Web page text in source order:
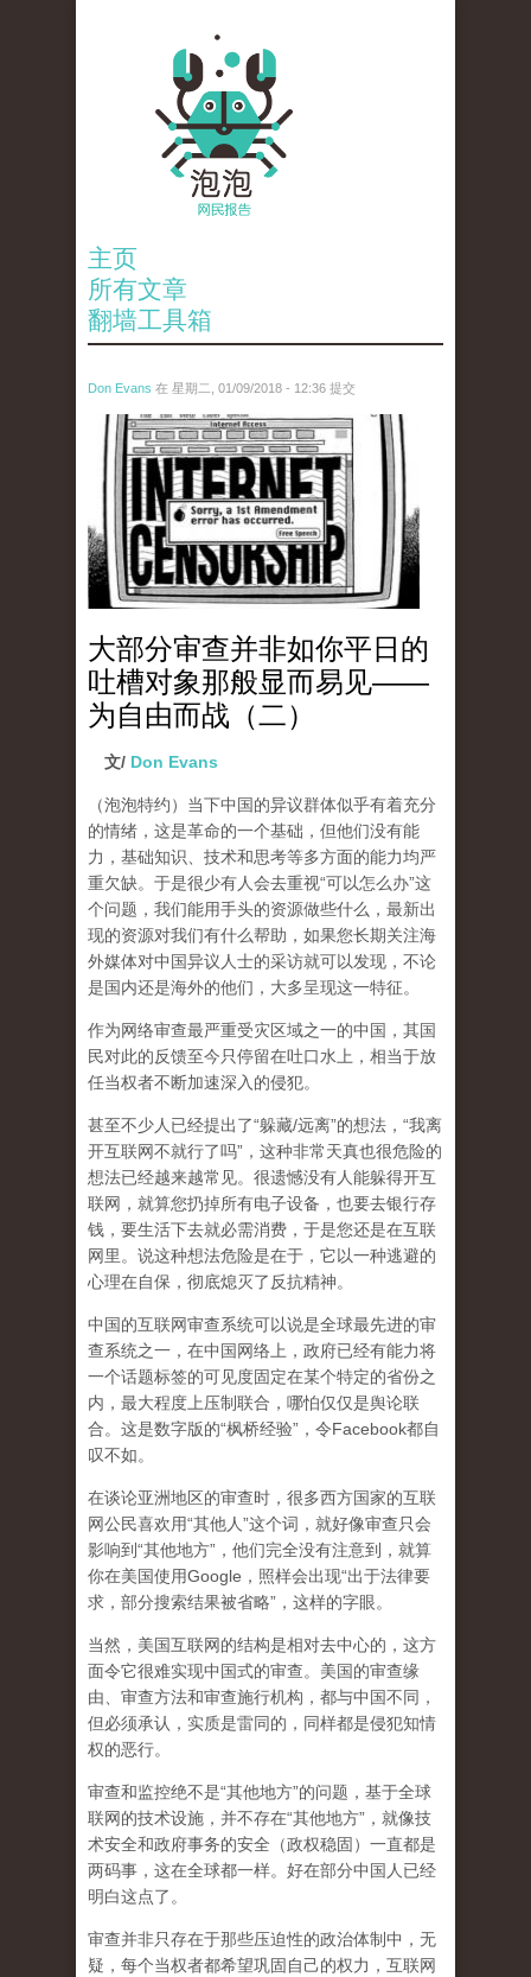
主页
所有文章
翻墙工具箱
Don Evans 在 星期二, 01/09/2018 - 12:36 提交
wechatimg866.jpeg
大部分审查并非如你平日的
吐槽对象那般显而易见——
为自由而战（二）
文/ Don Evans
（泡泡特约） 当下中国的异议群体似乎有着充分
的情绪，这是革命的一个基础，但他们没有能
力，基础知识、技术和思考等多方面的能力均严
重欠缺。于是很少有人会去重视“可以怎么办”这
个问题，我们能用手头的资源做些什么，最新出
现的资源对我们有什么帮助，如果您长期关注海
外媒体对中国异议人士的采访就可以发现，不论
是国内还是海外的他们，大多呈现这一特征。
作为网络审查最严重受灾区域之一的中国，其国
民对此的反馈至今只停留在吐口水上，相当于放
任当权者不断加速深入的侵犯。
甚至不少人已经提出了“躲藏/远离”的想法，“我离
开互联网不就行了吗”，这种非常天真也很危险的
想法已经越来越常见。很遗憾没有人能躲得开互
联网，就算您扔掉所有电子设备，也要去银行存
钱，要生活下去就必需消费，于是您还是在互联
网里。说这种想法危险是在于，它以一种逃避的
心理在自保，彻底熄灭了反抗精神。
中国的互联网审查系统可以说是全球最先进的审
查系统之一，在中国网络上，政府已经有能力将
一个话题标签的可见度固定在某个特定的省份之
内，最大程度上压制联合 ，哪怕仅仅是舆论联
合。这是数字版的“枫桥经验”，令Facebook都自
叹不如。
在谈论亚洲地区的审查时，很多西方国家的互联
网公民喜欢用“其他人”这个词，就好像审查只会
影响到“其他地方”，他们完全没有注意到， 就算
你在美国使用Google，照样会出现“出于法律要
求，部分搜索结果被省略”，这样的字眼。
当然，美国互联网的结构是相对去中心的，这方
面令它很难实现中国式的审查。美国的审查缘
由、审查方法和审查施行机构，都与中国不同，
但必须承认， 实质是雷同的，同样都是侵犯知情
权的恶行。
审查和监控绝不是“其他地方”的问题，基于全球
联网的技术设施，并不存在“其他地方”，就像技
术安全和政府事务的安全（政权稳固）一直都是
两码事，这在全球都一样。好在部分中国人已经
明白这点了。
审查并非只存在于那些压迫性的政治体制中，无
疑，每个当权者都希望巩固自己的权力，互联网